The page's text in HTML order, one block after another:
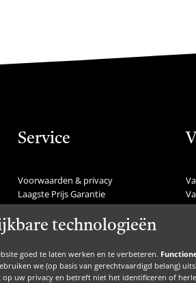
technologieën
goed te laten werken en te verbeteren.
we (op basis van gerechtvaardigd belang)
op uw privacy en betreft niet het identificeren of
Service
Voorwaarden & privacy
Laagste Prijs Garantie
Veelgestelde vragen
Nieuws
Nieuwsbrief
Zakelijke inspiratie
Inspiratie